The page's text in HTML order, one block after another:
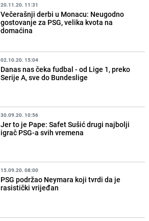
20.11.20. 11:31
Večerašnji derbi u Monacu: Neugodno
gostovanje za PSG, velika kvota na
domaćina
02.10.20. 15:04
Danas nas čeka fudbal - od Lige 1, preko
Serije A, sve do Bundeslige
30.09.20. 10:56
Jer to je Pape: Safet Sušić drugi najbolji
igrač PSG-a svih vremena
15.09.20. 08:00
PSG podržao Neymara koji tvrdi da je
rasistički vrijeđan